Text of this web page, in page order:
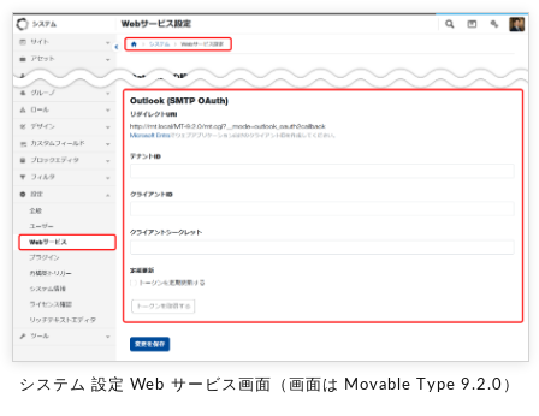
システム 設定 Web サービス画面（画面は Movable Type 9.2.0）